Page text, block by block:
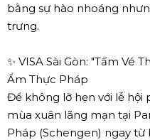
bằng sự hào nhoáng
trưng.
✨ VISA Sài Gòn: "Tấm Vé
Ẩm Thực Pháp
Để không lỡ hẹn với lễ hội
mùa xuân lãng mạn tại
Pháp (Schengen) ngay từ